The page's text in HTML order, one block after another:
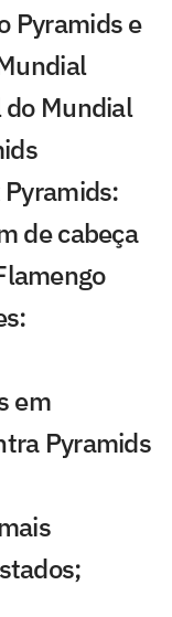
Pyramids e
Mundial
de cabeça
em
Pyramids